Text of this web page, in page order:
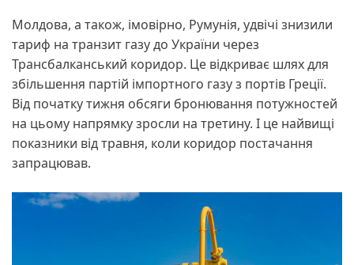
Молдова, а також, імовірно, Румунія, удвічі знизили
тариф на транзит газу до України через
Трансбалканський коридор. Це відкриває шлях для
збільшення партій імпортного газу з портів Греції.
Від початку тижня обсяги бронювання потужностей
на цьому напрямку зросли на третину. І це найвищі
показники від травня, коли коридор постачання
запрацював.